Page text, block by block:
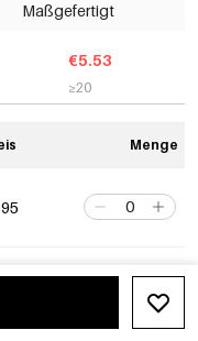
Maßgefertigt
€5.53
≥20
Menge